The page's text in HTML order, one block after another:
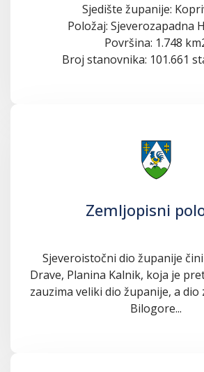
Sjedište županije:
Položaj: Sjeverozapadna
Površina: 1.748
Broj stanovnika: 101.661
Zemljopisni
Sjeveroistočni dio županije
Drave, Planina Kalnik, koja je
zauzima veliki dio županije, a dio
Bilogore...